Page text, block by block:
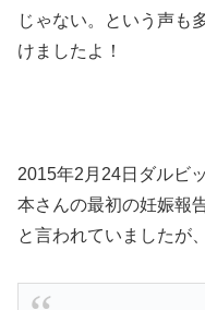
じゃない。という声も
けましたよ！
2015年2月24日ダルビ
本さんの最初の妊娠報
と言われていましたが